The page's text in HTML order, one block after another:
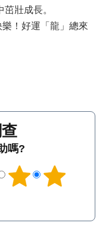
壯成長。
！好運「龍」總來
嗎?